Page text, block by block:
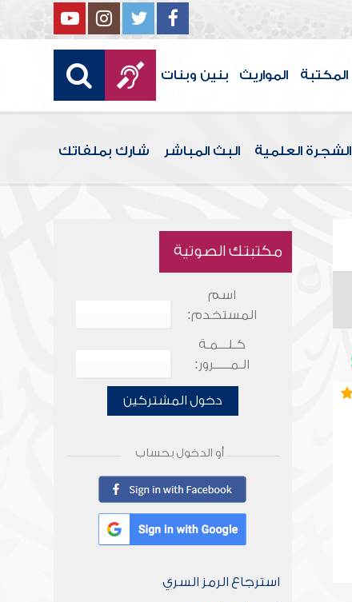
المكتبة المواريث بنين وبنات
الشجرة العلمية البث المباشر شارك بملفاتك
مكتبتك الصوتية
اسم
المستخدم:
كـلـــمـة
الـمـــــرور:
دخول المشتركين
أو الدخول بحساب
استرجاع الرمز السري